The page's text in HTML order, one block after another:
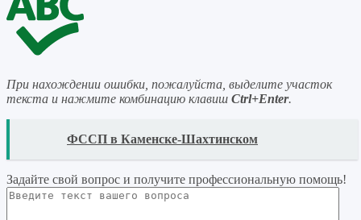
При нахождении ошибки, пожалуйста, выделите участок
текста и нажмите комбинацию клавиш Ctrl+Enter.
ФССП в Каменске-Шахтинском
Задайте свой вопрос и получите профессиональную помощь!